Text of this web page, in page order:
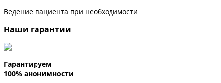
Ведение пациента при необходимости
Наши гарантии
Гарантируем
100% анонимности